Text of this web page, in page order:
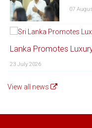
07
Lanka Promotes
23 July 2026
View all news